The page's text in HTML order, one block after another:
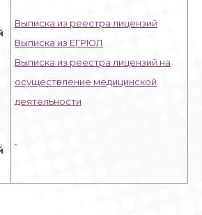
Выписка из реестра лицензий
Выписка из ЕГРЮЛ
Выписка из реестра лицензий на
осуществление медицинской
деятельности